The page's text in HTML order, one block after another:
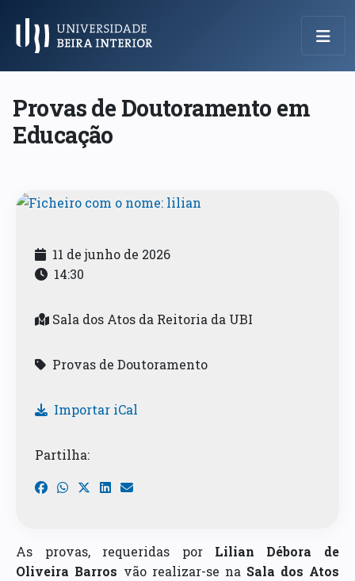
Menu Principal
Provas de Doutoramento em
Educação
11 de junho de 2026
14:30
Sala dos Atos da Reitoria da UBI
Provas de Doutoramento
Importar iCal
Partilha:
As provas, requeridas porLilian Débora de
Oliveira Barros vão realizar-se na Sala dos Atos